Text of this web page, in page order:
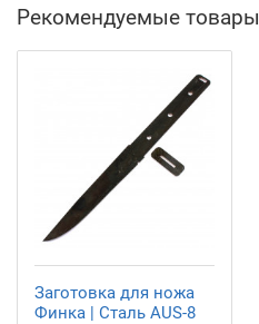
Рекомендуемые товары
Заготовка для ножа
Финка | Сталь AUS-8